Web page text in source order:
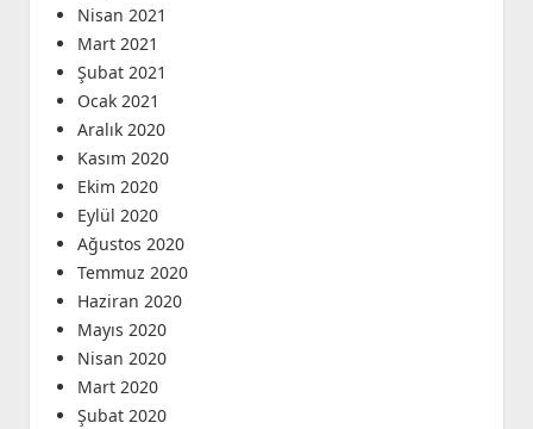
Nisan 2021
Mart 2021
Şubat 2021
Ocak 2021
Aralık 2020
Kasım 2020
Ekim 2020
Eylül 2020
Ağustos 2020
Temmuz 2020
Haziran 2020
Mayıs 2020
Nisan 2020
Mart 2020
Şubat 2020